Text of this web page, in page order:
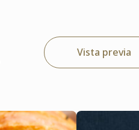
Vista previa